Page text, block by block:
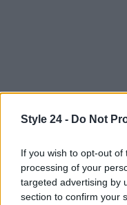
Style 24 - Do Not
If you wish to opt-out
processing of your
targeted advertising by
section to confirm your
AUTORE